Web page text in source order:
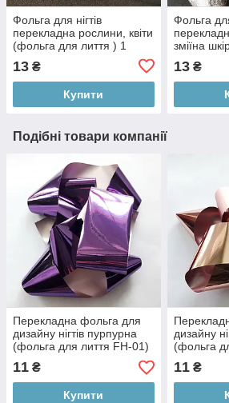
Фольга для нігтів
перекладна рослини, квіти
(фольга для лиття ) 1
13 ₴
Купити
Фольга
зміїна
13₴
Подібні товари компанії
Перекладна фольга для
дизайну нігтів пурпурна
(фольга для лиття FH-01)
1 метр ANDI PROF
11 ₴
Купити
дизайну
(фольга
08) 1
11₴